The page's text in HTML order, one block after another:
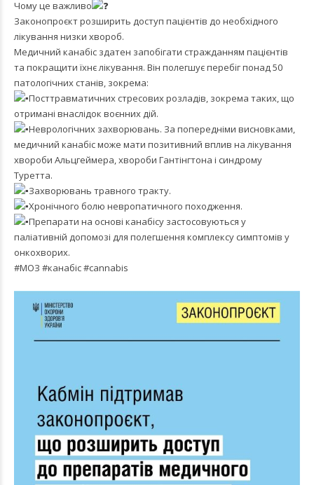
Чому це важливо
Законопроєкт розширить доступ пацієнтів до необхідного
лікування низки хвороб.
Медичний канабіс здатен запобігати стражданням пацієнтів
та покращити їхнє лікування. Він полегшує перебіг понад 50
патологічних станів, зокрема:
Посттравматичних стресових розладів, зокрема таких, що
отримані внаслідок воєнних дій.
Неврологічних захворювань. За попередніми висновками,
медичний канабіс може мати позитивний вплив на лікування
хвороби Альцгеймера, хвороби Гантінгтона і синдрому
Туретта.
Захворювань травного тракту.
Хронічного болю невропатичного походження.
Препарати на основі канабісу застосовуються у
паліативній допомозі для полегшення комплексу симптомів у
онкохворих.
#МОЗ #канабіс#cannabis